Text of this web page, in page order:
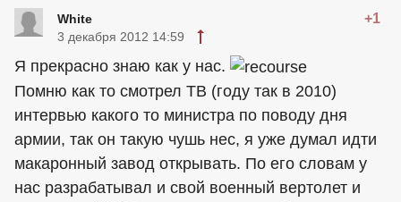
White +1
3 декабря 2012 14:59
Я прекрасно знаю как у нас.
Помню как то смотрел ТВ (году так в 2010)
интервью какого то министра по поводу дня
армии, так он такую чушь нес, я уже думал идти
макаронный завод открывать. По его словам у
нас разрабатывал и свой военный вертолет и